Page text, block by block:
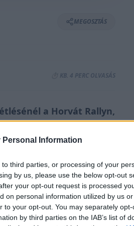
Personal Information
third parties, or processing of your
by us, please use the below opt-out
your opt-out request is processed
on personal information utilized by us
to your opt-out. You may separately
by third parties on the IAB’s list of
MEGOSZTÁS
⏱️ KB. 4 PERC OLVASÁS
a Horvát Rallyn,
Neuville tudott
a Horvát Rally 14.
volt.
Evans előtt, míg